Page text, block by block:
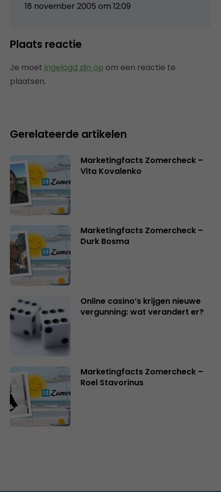
18 november 2005 om 12:09
Plaats reactie
Je moet ingelogd zijn op om een reactie te
plaatsen.
Gerelateerde artikelen
Marketingfacts Zomercheck –
Vita Kovalenko
Marketingfacts Zomercheck –
Durk Bosma
Online casino’s krijgen nieuwe
vergunning: wat verandert er?
Marketingfacts Zomercheck –
Roel Stavorinus